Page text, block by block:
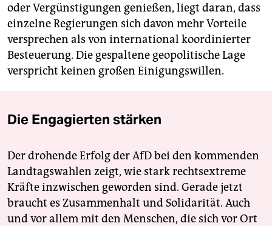
oder Vergünstigungen genießen, liegt daran, dass
einzelne Regierungen sich davon mehr Vorteile
versprechen als von international koordinierter
Besteuerung. Die gespaltene geopolitische Lage
verspricht keinen großen Einigungswillen.
Die Engagierten stärken
Der drohende Erfolg der AfD bei den kommenden
Landtagswahlen zeigt, wie stark rechtsextreme
Kräfte inzwischen geworden sind. Gerade jetzt
braucht es Zusammenhalt und Solidarität. Auch
und vor allem mit den Menschen, die sich vor Ort